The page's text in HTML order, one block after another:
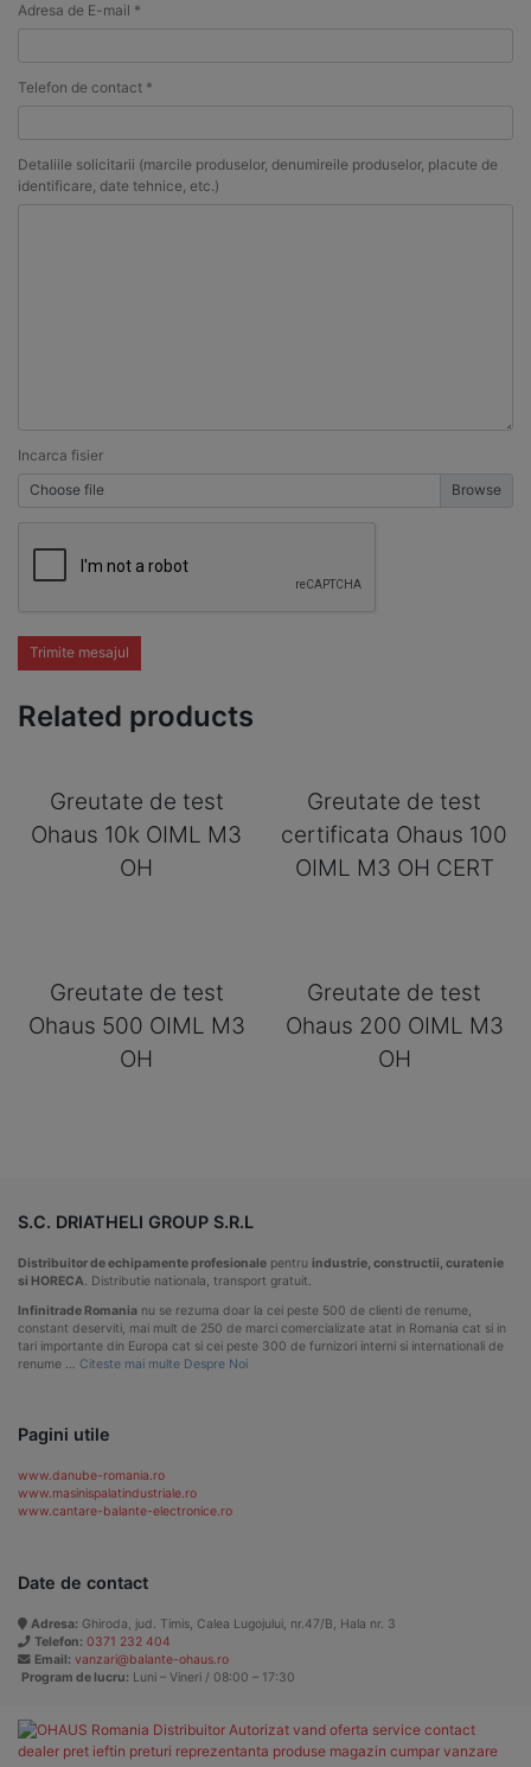
Adresa de E-mail *
Telefon de contact *
Detaliile solicitarii (marcile produselor, denumireile produselor, placute de
identificare, date tehnice, etc.)
Incarca fisier
Choose file
Trimite mesajul
Related products
Greutate de test
Ohaus 10k OIML M3
OH
Greutate de test
certificata Ohaus 100
OIML M3 OH CERT
Greutate de test
Ohaus 500 OIML M3
OH
Greutate de test
Ohaus 200 OIML M3
OH
S.C. DRIATHELI GROUP S.R.L
Distribuitor de echipamente profesionale pentru industrie, constructii, curatenie
si HORECA . Distributie nationala, transport gratuit.
Infinitrade Romania nu se rezuma doar la cei peste 500 de clienti de renume,
constant deserviti, mai mult de 250 de marci comercializate atat in Romania cat si in
tari importante din Europa cat si cei peste 300 de furnizori interni si internationali de
renume … Citeste mai multe Despre Noi
Pagini utile
www.danube-romania.ro
www.masinispalatindustriale.ro
www.cantare-balante-electronice.ro
Date de contact
Adresa: Ghiroda, jud. Timis, Calea Lugojului, nr.47/B, Hala nr. 3
Telefon: 0371 232 404
Email: vanzari@balante-ohaus.ro
Program de lucru: Luni – Vineri / 08:00 – 17:30